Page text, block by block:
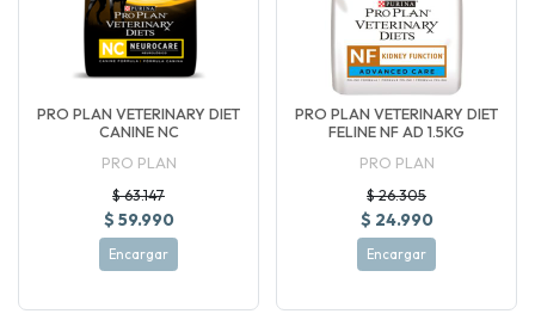
PRO PLAN VETERINARY DIET
CANINE NC
PRO PLAN
$ 63.147
$ 59.990
Encargar
PRO PLAN VETERINARY DIET
FELINE NF AD 1.5KG
PRO PLAN
$ 26.305
$ 24.990
Encargar